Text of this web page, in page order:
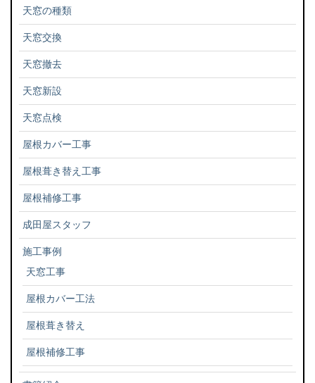
天窓の種類
天窓交換
天窓撤去
天窓新設
天窓点検
屋根カバー工事
屋根葺き替え工事
屋根補修工事
成田屋スタッフ
施工事例
天窓工事
屋根カバー工法
屋根葺き替え
屋根補修工事